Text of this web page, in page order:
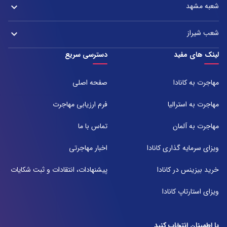
تلفن:
021-37972000
دفتر اصفهان: میدان آزادی، خیابان سعادت آباد، هولدینگ پارس پندار نهاد
تلفن:
021-43000054
شعبه مشهد keyboard_arrow_down
مشهد، بلوار هفت تیر نبش هفت تیر ۸ برج اداری آرمیتاژ طبقه ۱۶ واحد ۱۶۰۵
تلفن:
051-31737000
شعب شیراز keyboard_arrow_down
شعبه 1
آدرس:
تلفن:
شعبه 2
تلفن:
لینک های مفید
مهاجرت به کانادا
مهاجرت به استرالیا
مهاجرت به آلمان
ویزای سرمایه گذاری کانادا
خرید بیزینس در کانادا
ویزای استارتاپ کانادا
دسترسی سریع
صفحه اصلی
فرم ارزیابی مهاجرت
تماس با ما
اخبار مهاجرتی
پیشنهادات، انتقادات و ثبت شکایات